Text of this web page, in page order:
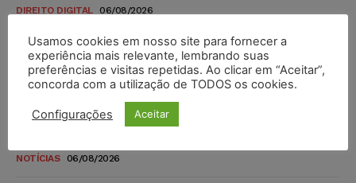
DIREITO DIGITAL 06/08/2026
TSE reforça que sistemas das urnas eletrônicas tornam-se
invioláveis após assinatura digital e lacração
NOTÍCIAS 06/08/2026
STF inicia julgamento sobre constitucionalidade da
NOTÍCIAS 06/08/2026
Usamos cookies em nosso site para fornecer a
experiência mais relevante, lembrando suas
preferências e visitas repetidas. Ao clicar em “Aceitar”,
concorda com a utilização de TODOS os cookies.
Configurações Aceitar